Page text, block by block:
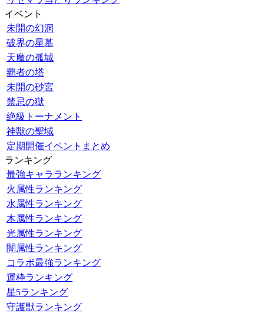
イベント
未開の幻洞
破界の星墓
天魔の孤城
覇者の塔
未開の砂宮
禁忌の獄
絶級トーナメント
神獣の聖域
定期開催イベントまとめ
ランキング
最強キャラランキング
火属性ランキング
水属性ランキング
木属性ランキング
光属性ランキング
闇属性ランキング
コラボ最強ランキング
運枠ランキング
星5ランキング
守護獣ランキング